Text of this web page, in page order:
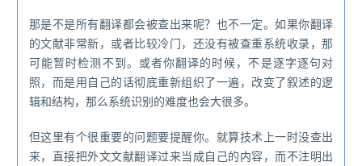
那是不是所有翻译都会被查出来呢？也不一定。如果你翻译
的文献非常新，或者比较冷门，还没有被查重系统收录，那
可能暂时检测不到。或者你翻译的时候，不是逐字逐句对
照，而是用自己的话彻底重新组织了一遍，改变了叙述的逻
辑和结构，那么系统识别的难度也会大很多。
但这里有个很重要的问题要提醒你。就算技术上一时没查出
来，直接把外文文献翻译过来当成自己的内容，而不注明出